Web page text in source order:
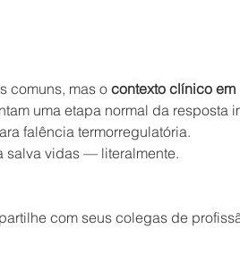
comuns, mas o contexto clínico
uma etapa normal da resposta
falência termorregulatória.
salva vidas — literalmente.
com seus colegas de